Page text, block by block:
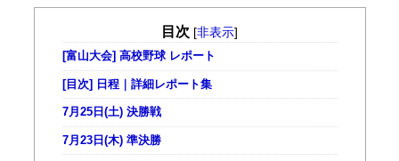
目次 [非表示]
[富山大会] 高校野球 レポート
[目次] 日程｜詳細レポート集
7月25日(土) 決勝戦
7月23日(木) 準決勝